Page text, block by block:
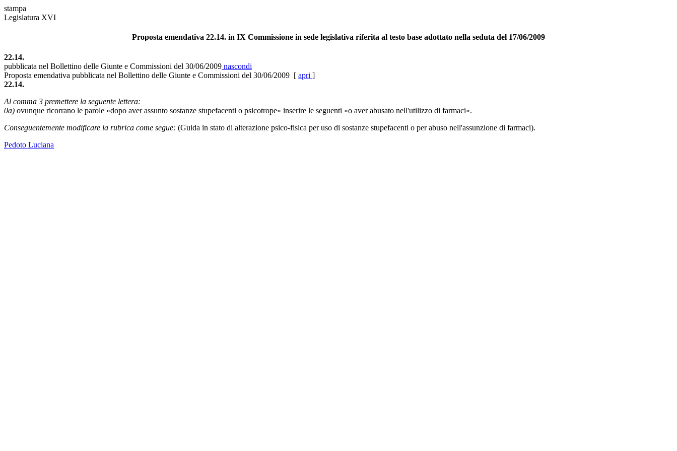
stampa
Legislatura XVI
Proposta emendativa 22.14. in IX Commissione in sede legislativa riferita al testo base adottato nella seduta del 17/06/2009
22.14.
pubblicata nel Bollettino delle Giunte e Commissioni del 30/06/2009 nascondi
Proposta emendativa pubblicata nel Bollettino delle Giunte e Commissioni del 30/06/2009 [ apri ]
22.14.
Al comma 3 premettere la seguente lettera:
0a) ovunque ricorrano le parole «dopo aver assunto sostanze stupefacenti o psicotrope» inserire le seguenti «o aver abusato nell'utilizzo di farmaci».
Conseguentemente modificare la rubrica come segue: (Guida in stato di alterazione psico-fisica per uso di sostanze stupefacenti o per abuso nell'assunzione di farmaci).
Pedoto Luciana